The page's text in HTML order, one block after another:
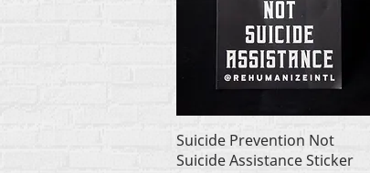
Быстрый просмотр
Suicide Prevention Not
Suicide Assistance Sticker